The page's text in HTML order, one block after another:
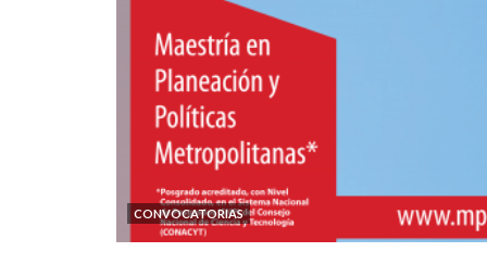
CONVOCATORIAS